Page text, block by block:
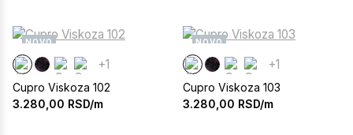
NOVO
+1
Cupro Viskoza 102
3.280,00 RSD/m
NOVO
+1
Cupro Viskoza 103
3.280,00 RSD/m